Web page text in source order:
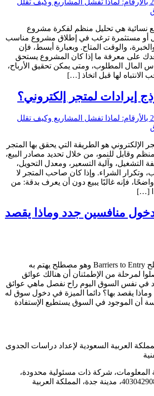
نسائية هي تحليل منظم لفكرة مشروع
أو مستثمرة ترغب في إطلاق مشروع مناسب
والوقت المتاح. وبعبارة أبسط، فإن
على معرفة ما إذا كان المشروع يستحق
المال المطلوب، ومتى يمكن تحقيق الأرباح،
الانتباه لها قبل اتخاذ […]
إيرادات لمتجر إلكتروني؟
الإلكتروني هو الطريقة التي يحقق بها المتجر
وقابل للنمو، من خلال تحديد مصادر البيع،
التشغيل، وآلية التسعير، ومعدل التحويل،
الشراء. وإذا كان صاحب المتجر لا
فإنه غالبًا يبيع دون أن يعرف بدقة: من
[…]
منافسين جدد وماذا يقصد
دائما مانسمع بمصطلح Barriers to Entry وهو مصطلح يهتم به
لمرحلة من الإطمئنان أن هنالك عوائق
في نفس السوق اليوم راح نفصل ماهي عوائق
يقصد بها؟ دائما الميزة في دخول سوق له
أن الموجود في السوق يستطيع الإستفادة
العربية السعودية لإعداد دراسات الجدوى
المعلومات، شركة ذات مسئولية محدودة،
سجل تجاري رقم 4030429083، مدينة جدة، المملكة العربية